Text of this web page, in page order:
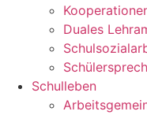
Duales
Schulleben